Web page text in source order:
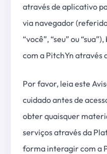
através de aplicativo
via navegador
“você”, “seu” ou
com a PitchYn através
Por favor, leia este
cuidado antes de
obter quaisquer
serviços através da
forma interagir com a